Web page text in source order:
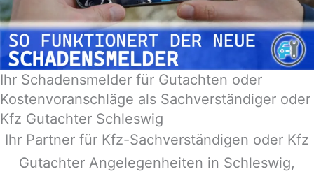
Ihr Schadensmelder für Gutachten oder
Kostenvoranschläge als Sachverständiger oder
Kfz Gutachter Schleswig
Ihr Partner für Kfz-Sachverständigen oder Kfz
Gutachter Angelegenheiten in Schleswig,